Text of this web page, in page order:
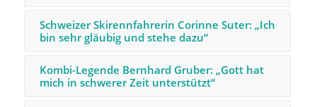
Schweizer Skirennfahrerin Corinne Suter: „Ich
bin sehr gläubig und stehe dazu“
Kombi-Legende Bernhard Gruber: „Gott hat
mich in schwerer Zeit unterstützt“